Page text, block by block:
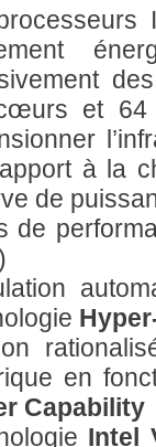
et 64
à la
de
de
en
Capability
Intel